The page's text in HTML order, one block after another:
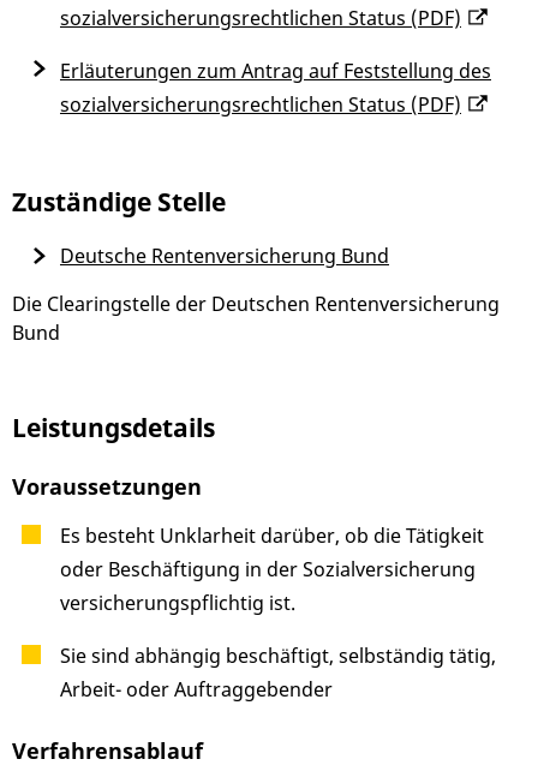
sozialversicherungsrechtlichen Status (PDF)
Erläuterungen zum Antrag auf Feststellung des
sozialversicherungsrechtlichen Status (PDF)
Zuständige Stelle
Die Clearingstelle der Deutschen Rentenversicherung
Bund
Deutsche Rentenversicherung Bund
Leistungsdetails
Voraussetzungen
Es besteht Unklarheit darüber, ob die Tätigkeit
oder Beschäftigung in der Sozialversicherung
versicherungspflichtig ist.
Sie sind abhängig beschäftigt, selbständig tätig,
Arbeit- oder Auftraggebender
Verfahrensablauf